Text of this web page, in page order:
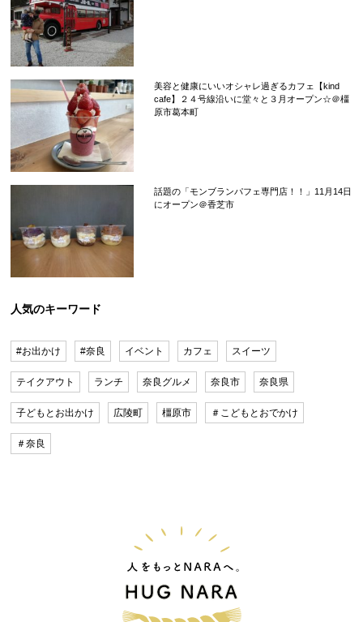
美容と健康にいいオシャレ過ぎるカフェ【kind
cafe】２４号線沿いに堂々と３月オープン☆＠橿
原市葛本町
話題の「モンブランパフェ専門店！！」11月14日
にオープン＠香芝市
人気のキーワード
#お出かけ #奈良 イベント カフェ スイーツ
テイクアウト ランチ 奈良グルメ 奈良市 奈良県
子どもとお出かけ 広陵町 橿原市 ＃こどもとおでかけ
＃奈良